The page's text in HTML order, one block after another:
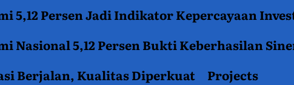
5,12 Persen Jadi Indikator Kepercayaan
Nasional 5,12 Persen Bukti Keberhasilan
Berjalan, Kualitas Diperkuat
Projects